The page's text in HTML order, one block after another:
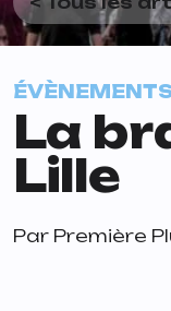
La
Lille
Par Première